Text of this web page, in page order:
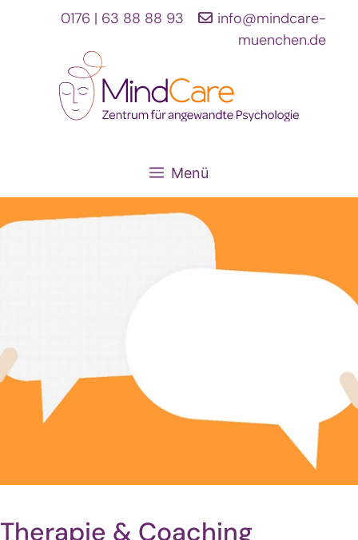
0176 | 63 88 88 93
info@mindcare-
muenchen.de
Menü
Therapie & Coaching